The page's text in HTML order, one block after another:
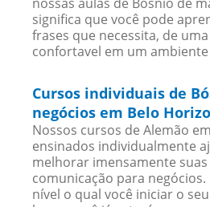
significa que você pode
frases que necessita, de
confortavel em um
Cursos individuais de
negócios em Belo
Nossos cursos de Alemão
ensinados individualmente
melhorar imensamente
comunicação para
nível o qual você iniciar o